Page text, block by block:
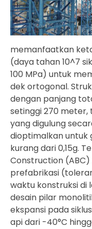
memanfaatkan
(daya tahan 10^7
100 MPa) untuk
dek ortogonal.
dengan panjang
setinggi 270 meter,
yang digulung
dioptimalkan untuk
kurang dari 0,15g.
Construction
prefabrikasi
waktu konstruksi di
desain pilar
ekspansi pada
api dari -40°C